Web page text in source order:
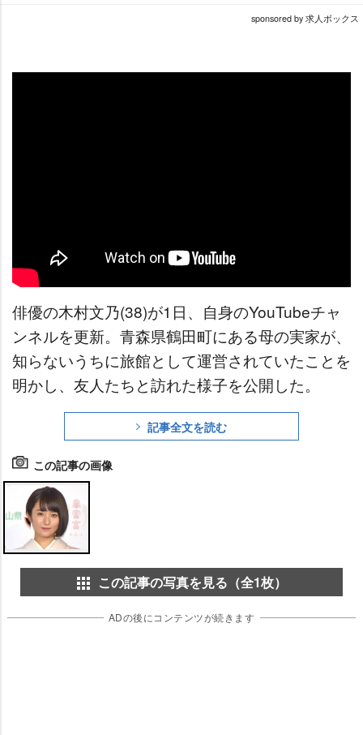
sponsored by 求人ボックス
俳優の木村文乃(38)が1日、自身のYouTubeチャ
ンネルを更新。青森県鶴田町にある母の実家が、
知らないうちに旅館として運営されていたことを
明かし、友人たちと訪れた様子を公開した。
記事全文を読む
この記事の画像
この記事の写真を見る（全1枚）
ADの後にコンテンツが続きます